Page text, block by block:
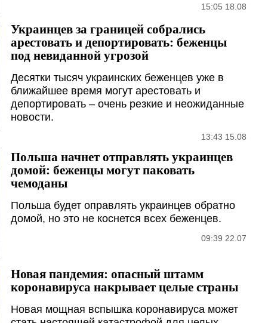
15:05 18.08
Украинцев за границей собрались
арестовать и депортировать: беженцы
под невиданной угрозой
Десятки тысяч украинских беженцев уже в
ближайшее время могут арестовать и
депортировать – очень резкие и неожиданные
новости.
13:43 15.08
Польша начнет отправлять украинцев
домой: беженцы могут паковать
чемоданы
Польша будет оправлять украинцев обратно
домой, но это не коснется всех беженцев.
09:39 22.07
Новая пандемия: опасный штамм
коронавируса накрывает целые страны
Новая мощная вспышка коронавируса может